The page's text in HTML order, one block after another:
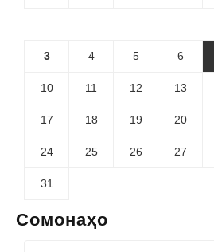
3 4 5 6
10 11 12 13
17 18 19 20
24 25 26 27
31
Сомонаҳо